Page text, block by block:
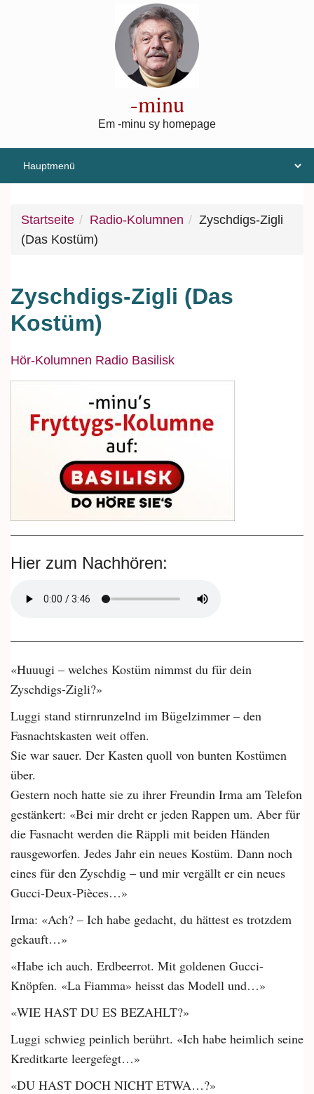
-minu
Em -minu sy homepage
Startseite Radio-Kolumnen
Zyschdigs-Zigli
(Das Kostüm)
Zyschdigs-Zigli (Das
Kostüm)
Hör-Kolumnen Radio Basilisk
Hier zum Nachhören:
«Huuugi – welches Kostüm nimmst du für dein
Zyschdigs-Zigli?»
Luggi stand stirnrunzelnd im Bügelzimmer – den
Fasnachtskasten weit offen.
Sie war sauer. Der Kasten quoll von bunten Kostümen
über.
Gestern noch hatte sie zu ihrer Freundin Irma am Telefon
gestänkert: «Bei mir dreht er jeden Rappen um. Aber für
die Fasnacht werden die Räppli mit beiden Händen
rausgeworfen. Jedes Jahr ein neues Kostüm. Dann noch
eines für den Zyschdig – und mir vergällt er ein neues
Gucci-Deux-Pièces…»
Irma: «Ach? – Ich habe gedacht, du hättest es trotzdem
gekauft…»
«Habe ich auch. Erdbeerrot. Mit goldenen Gucci-
Knöpfen. «La Fiamma» heisst das Modell und…»
«WIE HAST DU ES BEZAHLT?»
Luggi schwieg peinlich berührt. «Ich habe heimlich seine
Kreditkarte leergefegt…»
«DU HAST DOCH NICHT ETWA…?»